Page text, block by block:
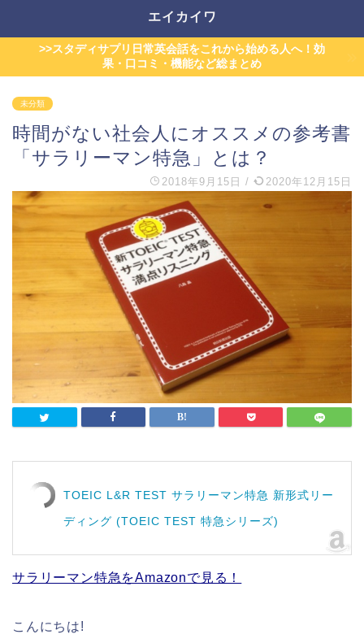
エイカイワ
>>スタディサプリ日常英会話をこれから始める人へ！効
果・口コミ・機能など総まとめ
未分類
時間がない社会人にオススメの参考書
「サラリーマン特急」とは？
2018年9月15日 / 2020年12月15日
TOEIC L&R TEST サラリーマン特急 新形式リー
ディング (TOEIC TEST 特急シリーズ)
サラリーマン特急をAmazonで見る！
こんにちは!